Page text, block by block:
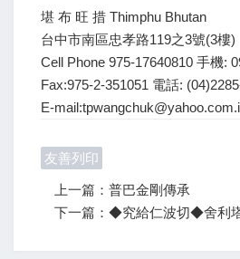
堪 布 旺 措 Thimphu Bhutan
台中市南區忠孝路119之3號(3樓)
Cell Phone 975-17640810 手機:
Fax:975-2-351051 電話:
E-
友善列印
上一篇：普巴金剛傳承
下一篇：◆究給仁波切◆舍利